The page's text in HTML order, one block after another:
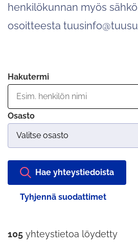
henkilökunnan myös
osoitteesta
Hakutermi
Osasto
Hae yhteystiedoista
Tyhjennä suodattimet
105 yhteystietoa löydetty